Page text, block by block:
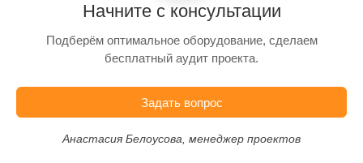
Начните с консультации
Подберём оптимальное оборудование, сделаем
бесплатный аудит проекта.
Задать вопрос
Анастасия Белоусова, менеджер проектов